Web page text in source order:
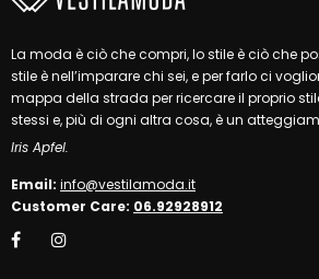
La moda è ciò che compri, lo stile è ciò che
stile è nell’imparare chi sei, e per farlo ci
mappa della strada per ricercare il proprio
stessi e, più di ogni altra cosa, è un
Iris Apfel.
Email: info@vestilamoda.it
Customer Care: 06.92928912